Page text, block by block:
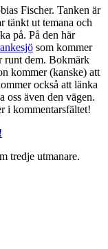
Fischer. Tanken är
tänkt ut temana och
på. På den här
som kommer
runt dem. Bokmärk
kommer (kanske) att
också att länka
oss även den vägen.
i kommentarsfältet!
tredje utmanare.